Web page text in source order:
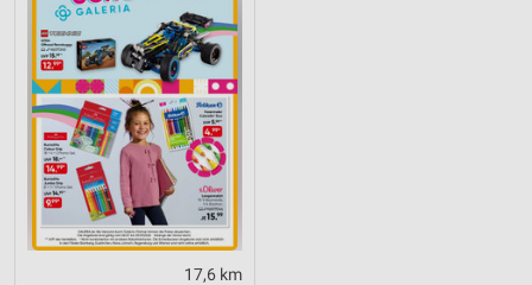
17,6 km